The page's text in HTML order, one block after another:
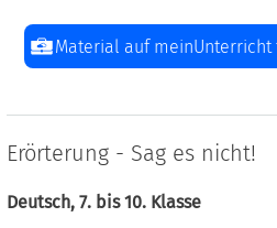
Material auf meinUnterricht
Erörterung - Sag es nicht!
Deutsch, 7. bis 10. Klasse